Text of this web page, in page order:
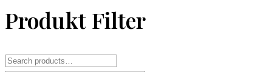
Produkt Filter
Search